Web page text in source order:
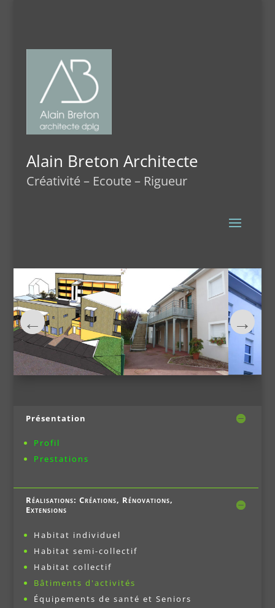
Alain Breton Architecte
Créativité – Ecoute – Rigueur
Présentation
Profil
Prestations
Réalisations: Créations, Rénovations,
Extensions
Habitat individuel
Habitat semi-collectif
Habitat collectif
Bâtiments d'activités
Équipements de santé et Seniors